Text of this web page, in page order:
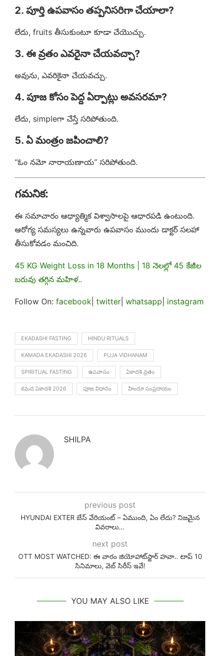
2. పూర్తి ఉపవాసం తప్పనిసరిగా చేయాలా?
లేదు, fruits తీసుకుంటూ కూడా చేయొచ్చు.
3. ఈ వ్రతం ఎవరైనా చేయవచ్చా?
అవును, ఎవరికైనా చేయవచ్చు.
4. పూజ కోసం పెద్ద ఏర్పాట్లు అవసరమా?
లేదు, simpleగా చేస్తే సరిపోతుంది.
5. ఏ మంత్రం జపించాలి?
“ఓం నమో నారాయణాయ” సరిపోతుంది.
గమనిక:
ఈ సమాచారం ఆధ్యాత్మిక విశ్వాసాలపై ఆధారపడి ఉంటుంది.
ఆరోగ్య సమస్యలు ఉన్నవారు ఉపవాసం ముందు డాక్టర్ సలహా
తీసుకోవడం మంచిది.
45 KG Weight Loss in 18 Months | 18 నెలల్లో 45 కేజీల
బరువు తగ్గిన మహిళ..
Follow On: facebook twitter whatsapp instagram
EKADASHI FASTING HINDU RITUALS
KAMADA EKADASHI 2026 PUJA VIDHANAM
SPIRITUAL FASTING ఉపవాసం ఏకాదశి వ్రతం
కమద ఏకాదశి 2026 పూజ విధానం హిందూ సంప్రదాయం
SHILPA
previous post
HYUNDAI EXTER బేస్ వేరియంట్ – ఏముంది, ఏం లేదు? నిజమైన
వివరాలు…
next post
OTT MOST WATCHED: ఈ వారం జియోహాట్‌స్టార్ హవా.. టాప్ 10
సినిమాలు, వెబ్ సిరీస్ ఇవే!
YOU MAY ALSO LIKE